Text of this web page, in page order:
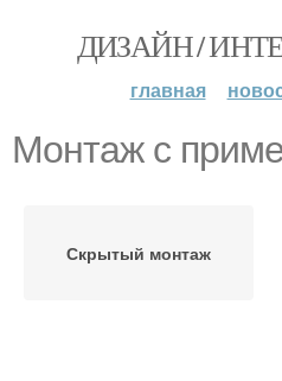
ДИЗАЙН /
главная
Монтаж с
Скрытый монтаж